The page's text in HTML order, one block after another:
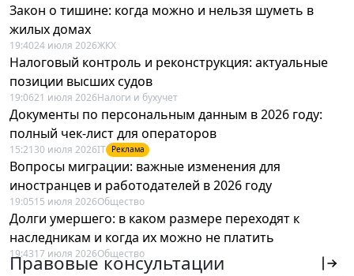
Закон о тишине: когда можно и нельзя шуметь в
жилых домах
19:4024 июля 2026ЖКХ
Налоговый контроль и реконструкция: актуальные
позиции высших судов
19:0621 июля 2026Налоги и бухучет
Документы по персональным данным в 2026 году:
полный чек-лист для операторов
15:21 30 июля 2026IT Реклама
Вопросы миграции: важные изменения для
иностранцев и работодателей в 2026 году
19:0515 июля 2026Общество
Долги умершего: в каком размере переходят к
наследникам и когда их можно не платить
19:4317 июля 2026Общество
Правовые консультации